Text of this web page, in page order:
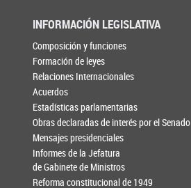
INFORMACIÓN LEGISLATIVA
Composición y funciones
Formación de leyes
Relaciones Internacionales
Acuerdos
Estadísticas parlamentarias
Obras declaradas de interés por el Senado
Mensajes presidenciales
Informes de la Jefatura
de Gabinete de Ministros
Reforma constitucional de 1949